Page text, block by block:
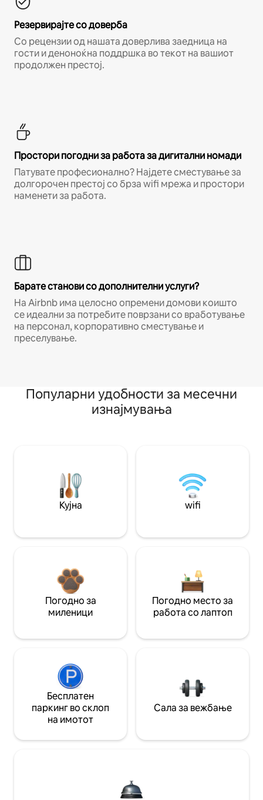
Резервирајте со доверба
Со рецензии од нашата доверлива заедница на
гости и деноноќна поддршка во текот на вашиот
продолжен престој.
Простори погодни за работа за дигитални номади
Патувате професионално? Најдете сместување за
долгорочен престој со брза wifi мрежа и простори
наменети за работа.
Барате станови со дополнителни услуги?
На Airbnb има целосно опремени домови коишто
се идеални за потребите поврзани со вработување
на персонал, корпоративно сместување и
преселување.
Популарни удобности за месечни
изнајмувања
Кујна wifi
Погодно за
миленици
Погодно место за
работа со лаптоп
Бесплатен
паркинг во склоп
на имотот
Сала за вежбање